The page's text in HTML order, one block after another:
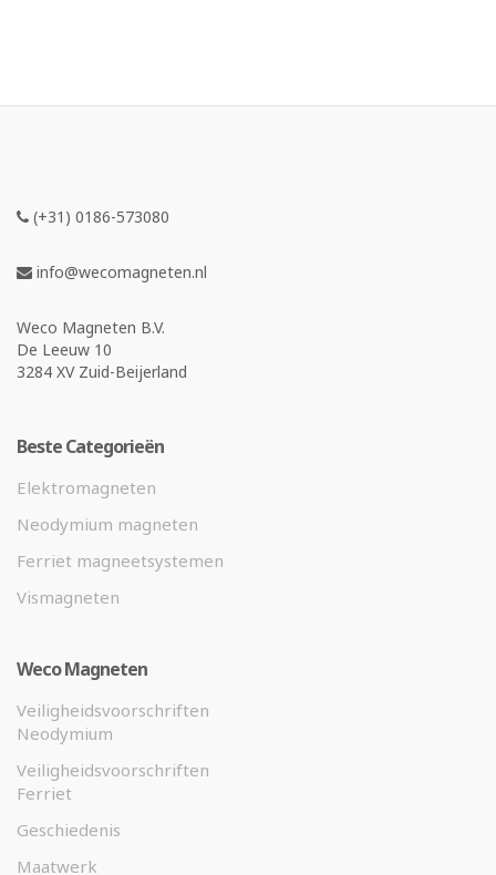
(+31) 0186-573080
info@wecomagneten.nl
Weco Magneten B.V.
De Leeuw 10
3284 XV Zuid-Beijerland
Beste Categorieën
Elektromagneten
Neodymium magneten
Ferriet magneetsystemen
Vismagneten
Weco Magneten
Veiligheidsvoorschriften
Neodymium
Veiligheidsvoorschriften
Ferriet
Geschiedenis
Maatwerk